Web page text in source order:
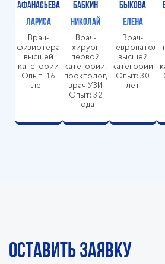
Афанасьева
Лариса
Врач-
физиотерапевт
высшей
категории
Опыт: 16
лет
Бабкин
Николай
Врач-
хирург
первой
категории,
проктолог,
врач УЗИ
Опыт: 32
года
Быкова
Елена
Врач-
высшей
категории
Опыт: 30
лет
ОСТАВИТЬ ЗАЯВКУ